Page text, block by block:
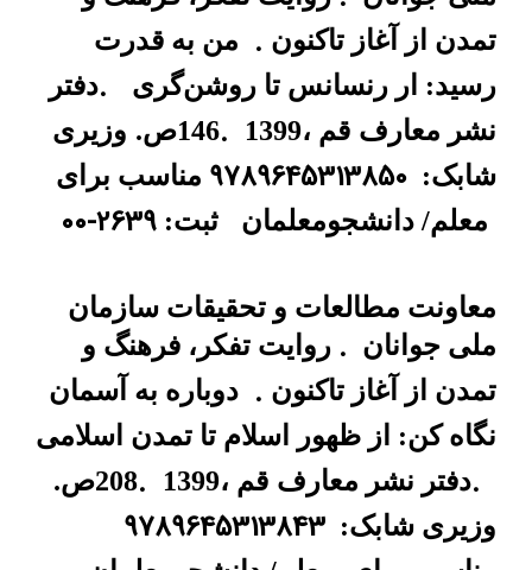
تمدن از آغاز تاکنون. من به قدرت
رسید: ار رنسانس تا روشن‌گری . دفتر
نشر معارف قم ،1399 .146ص.
وزیری
شابک: 9789645313850مناسب برای
معلم/ دانشجومعلمان ثبت:00-2639
معاونت مطالعات و تحقیقات سازمان
ملی جوانان. روایت تفکر، فرهنگ و
تمدن از آغاز تاکنون. دوباره به آسمان
نگاه کن: از ظهور اسلام تا تمدن اسلامی
دفتر نشر معارف قم ،1399 .208ص.
وزیری شابک: 9789645313843